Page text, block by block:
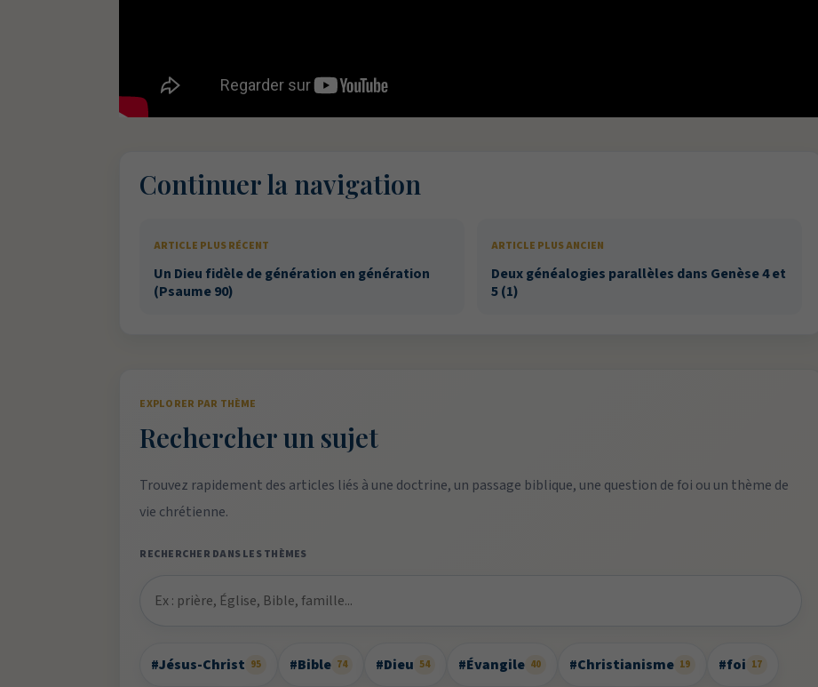
Continuer la navigation
ARTICLE PLUS RÉCENT
Un Dieu fidèle de génération en génération
(Psaume 90)
ARTICLE PLUS ANCIEN
Deux généalogies parallèles dans Genèse 4 et
5 (1)
EXPLORER PAR THÈME
Rechercher un sujet
Trouvez rapidement des articles liés à une doctrine, un passage biblique, une question de foi ou un thème de
vie chrétienne.
RECHERCHER DANS LES THÈMES
#Jésus-Christ 95 #Bible 74 #Dieu 54 #Évangile 40 #Christianisme 19 #foi 17